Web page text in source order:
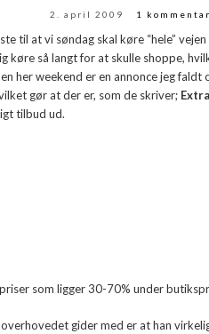
2. april 2009 1 kommentar
til at vi søndag skal køre “hele”
køre så langt for at skulle shoppe,
her weekend er en annonce jeg
gør at der er, som de skriver;
tilbud ud.
som ligger 30-70% under
gider med er at han